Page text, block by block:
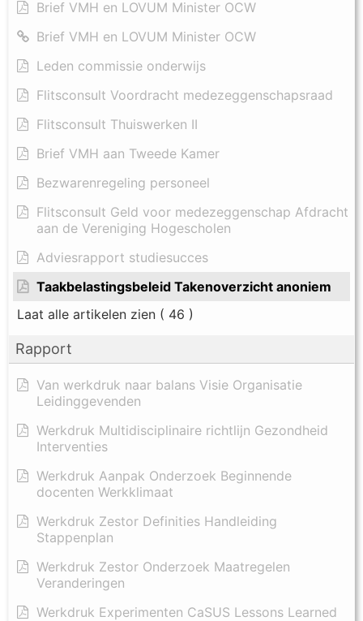
Brief VMH en LOVUM Minister OCW
Brief VMH en LOVUM Minister OCW
Leden commissie onderwijs
Flitsconsult Voordracht medezeggenschapsraad
Flitsconsult Thuiswerken II
Brief VMH aan Tweede Kamer
Bezwarenregeling personeel
Flitsconsult Geld voor medezeggenschap Afdracht
aan de Vereniging Hogescholen
Adviesrapport studiesucces
Taakbelastingsbeleid Takenoverzicht anoniem
Laat alle artikelen zien ( 46 )
Rapport
Van werkdruk naar balans Visie Organisatie
Leidinggevenden
Werkdruk Multidisciplinaire richtlijn Gezondheid
Interventies
Werkdruk Aanpak Onderzoek Beginnende
docenten Werkklimaat
Werkdruk Zestor Definities Handleiding
Stappenplan
Werkdruk Zestor Onderzoek Maatregelen
Veranderingen
Werkdruk Experimenten CaSUS Lessons Learned